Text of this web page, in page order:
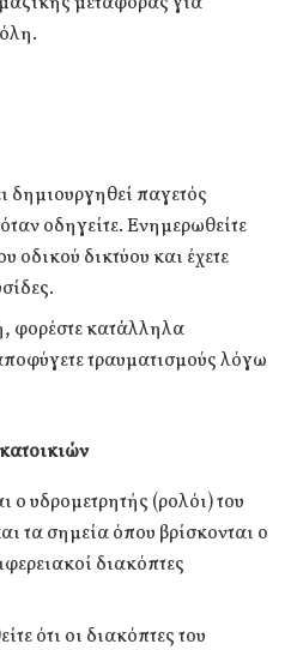
δημιουργηθεί παγετός
οδηγείτε. Ενημερωθείτε
οδικού δικτύου και έχετε
φορέστε κατάλληλα
τραυματισμούς λόγω
ο υδρομετρητής (ρολόι) του
τα σημεία όπου βρίσκονται ο
διακόπτες
ότι οι διακόπτες του